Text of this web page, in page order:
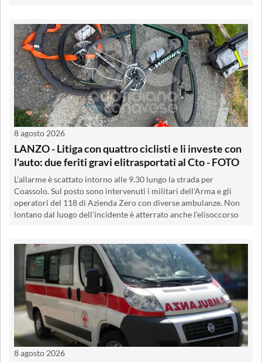
8 agosto 2026
LANZO - Litiga con quattro ciclisti e li investe con
l'auto: due feriti gravi elitrasportati al Cto - FOTO
L’allarme è scattato intorno alle 9.30 lungo la strada per
Coassolo. Sul posto sono intervenuti i militari dell'Arma e gli
operatori del 118 di Azienda Zero con diverse ambulanze. Non
lontano dal luogo dell'incidente è atterrato anche l'elisoccorso
8 agosto 2026